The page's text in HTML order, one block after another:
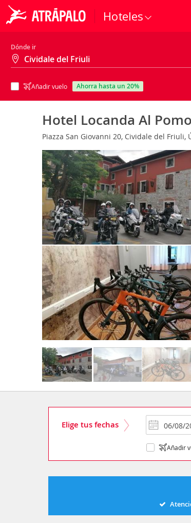
Hoteles
Dónde ir
Añadir vuelo ahorra hasta un 20%
Hotel Locanda Al
Piazza San Giovanni 20, Cividale del Friuli,
Elige tus fechas
Añadir